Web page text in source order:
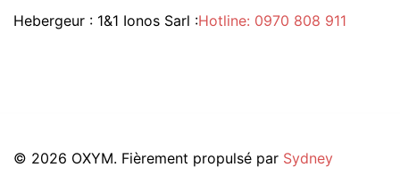
Hebergeur : 1&1 Ionos Sarl :Hotline: 0970 808 911
© 2026 OXYM. Fièrement propulsé par Sydney